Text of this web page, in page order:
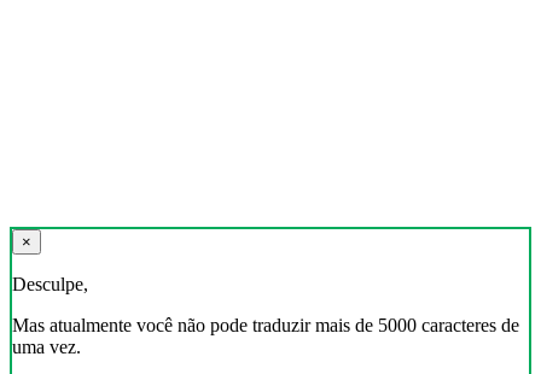
×
Desculpe,
Mas atualmente você não pode traduzir mais de 5000 caracteres de
uma vez.